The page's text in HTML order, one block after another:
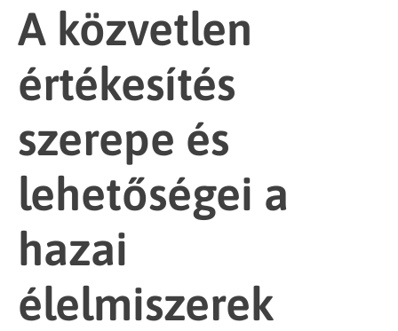
A közvetlen
értékesítés
szerepe és
lehetőségei a
hazai
élelmiszerek